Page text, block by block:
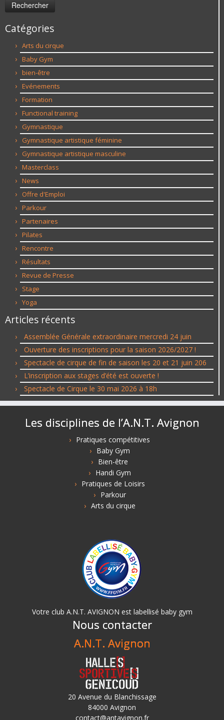
Catégories
Arts du cirque
Baby Gym
bien-être
Evénements
Formation
Functional training
Gymnastique
Gymnastique artistique féminine
Gymnastique artistique masculine
Masterclass
News
Offre d'Emploi
Parkour
Partenaires
Pilates
Rencontre
Résultats
Revue de Presse
Stage
Yoga
Articles récents
Assemblée Générale extraordinaire mercredi 24 juin
Ouverture des inscriptions pour la saison 2026/2027 !
Spectacle de cirque de fin de saison les 20 et 21 juin 206
L’inscription aux stages d’été est ouverte !
Spectacle de Cirque le 30 mai 2026 à 18h
Les disciplines de l’A.N.T. Avignon
Pratiques compétitives
Baby Gym
Bien-être
Handi Gym
Pratiques de Loisirs
Parkour
Arts du cirque
Votre club A.N.T. AVIGNON est labellisé baby gym
Nous contacter
A.N.T. Avignon
20 Avenue du Blanchissage
84000 Avignon
contact@antavignon.fr